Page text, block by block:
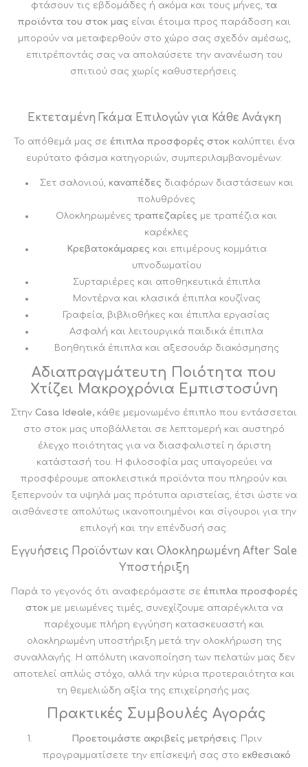
φτάσουν τις εβδομάδες ή ακόμα και τους μήνες, τα
προϊόντα του στοκ μας είναι έτοιμα προς παράδοση και
μπορούν να μεταφερθούν στο χώρο σας σχεδόν αμέσως,
επιτρέποντάς σας να απολαύσετε την ανανέωση του
σπιτιού σας χωρίς καθυστερήσεις.
Εκτεταμένη Γκάμα Επιλογών για Κάθε Ανάγκη
Το απόθεμά μας σε έπιπλα προσφορές στοκ καλύπτει ένα
ευρύτατο φάσμα κατηγοριών, συμπεριλαμβανομένων:
Σετ σαλονιού, καναπέδες διαφόρων διαστάσεων και
πολυθρόνες
Ολοκληρωμένες τραπεζαρίες με τραπέζια και
καρέκλες
Κρεβατοκάμαρες και επιμέρους κομμάτια
υπνοδωματίου
Συρταριέρες και αποθηκευτικά έπιπλα
Μοντέρνα και κλασικά έπιπλα κουζίνας
Γραφεία, βιβλιοθήκες και έπιπλα εργασίας
Ασφαλή και λειτουργικά παιδικά έπιπλα
Βοηθητικά έπιπλα και αξεσουάρ διακόσμησης
Αδιαπραγμάτευτη Ποιότητα που
Χτίζει Μακροχρόνια Εμπιστοσύνη
Στην Casa Ideale, κάθε μεμονωμένο έπιπλο που εντάσσεται
στο στοκ μας υποβάλλεται σε λεπτομερή και αυστηρό
έλεγχο ποιότητας για να διασφαλιστεί η άριστη
κατάστασή του. Η φιλοσοφία μας υπαγορεύει να
προσφέρουμε αποκλειστικά προϊόντα που πληρούν και
ξεπερνούν τα υψηλά μας πρότυπα αριστείας, έτσι ώστε να
αισθάνεστε απολύτως ικανοποιημένοι και σίγουροι για την
επιλογή και την επένδυσή σας.
Εγγυήσεις Προϊόντων και Ολοκληρωμένη After Sale
Υποστήριξη
Παρά το γεγονός ότι αναφερόμαστε σε έπιπλα προσφορές
στοκ με μειωμένες τιμές, συνεχίζουμε απαρέγκλιτα να
παρέχουμε πλήρη εγγύηση κατασκευαστή και
ολοκληρωμένη υποστήριξη μετά την ολοκλήρωση της
συναλλαγής. Η απόλυτη ικανοποίηση των πελατών μας δεν
αποτελεί απλώς στόχο, αλλά την κύρια προτεραιότητα και
τη θεμελιώδη αξία της επιχείρησής μας.
Πρακτικές Συμβουλές Αγοράς
Προετοιμάστε ακριβείς μετρήσεις: Πριν
προγραμματίσετε την επίσκεψή σας στο εκθεσιακό